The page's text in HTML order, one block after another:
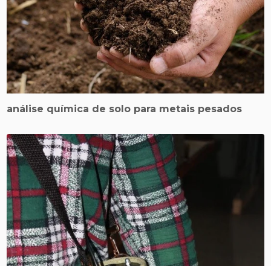
análise química de solo para metais pesados